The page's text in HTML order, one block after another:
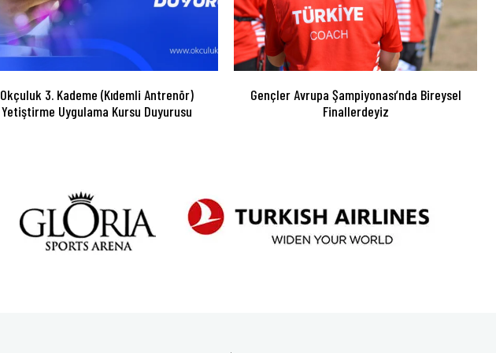
Okçuluk 3. Kademe (Kıdemli Antrenör)
Yetiştirme Uygulama Kursu Duyurusu
Gençler Avrupa Şampiyonası’nda Bireysel
Finallerdeyiz